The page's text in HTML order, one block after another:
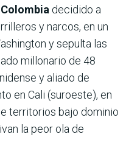
decidido a
y narcos, en un
y sepulta las
millonario de 48
y aliado de
en Cali (suroeste), en
territorios bajo dominio
la peor ola de